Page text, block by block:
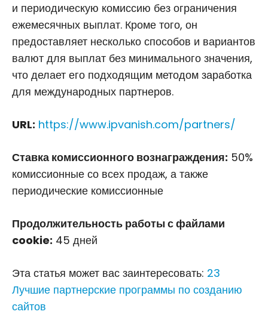
и периодическую комиссию без ограничения
ежемесячных выплат. Кроме того, он
предоставляет несколько способов и вариантов
валют для выплат без минимального значения,
что делает его подходящим методом заработка
для международных партнеров.
URL: https://www.ipvanish.com/partners/
Ставка комиссионного вознаграждения: 50%
комиссионные со всех продаж, а также
периодические комиссионные
Продолжительность работы с файлами
cookie: 45 дней
Эта статья может вас заинтересовать: 23
Лучшие партнерские программы по созданию
сайтов